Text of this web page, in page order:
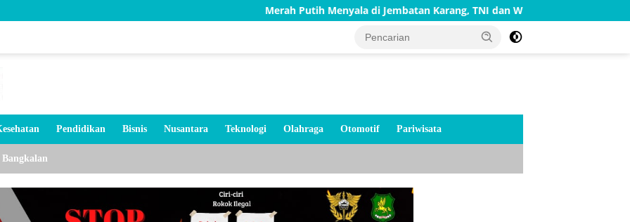
Merah Putih Menyala di Jembatan Karang, TNI dan Warga Selesaikan
Pendidikan Bisnis Nusantara Teknologi Olahraga Otomotif Pariwisata
Bangkalan